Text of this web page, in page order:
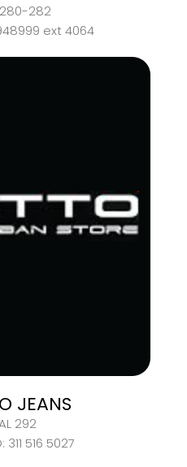
280-282
ext 4064
JEANS
292
311 516 5027